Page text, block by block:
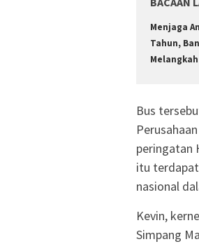
Menjaga
Tahun,
Bus
peringatan
itu
nasional
Kevin,
Simpang